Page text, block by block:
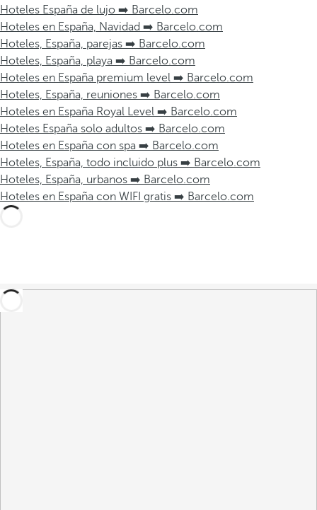
Hoteles España de lujo ➡️ Barcelo.com
Hoteles en España, Navidad ➡️ Barcelo.com
Hoteles, España, parejas ➡️ Barcelo.com
Hoteles, España, playa ➡️ Barcelo.com
Hoteles en España premium level ➡️ Barcelo.com
Hoteles, España, reuniones ➡️ Barcelo.com
Hoteles en España Royal Level ➡️ Barcelo.com
Hoteles España solo adultos ➡️ Barcelo.com
Hoteles en España con spa ➡️ Barcelo.com
Hoteles, España, todo incluido plus ➡️ Barcelo.com
Hoteles, España, urbanos ➡️ Barcelo.com
Hoteles en España con WIFI gratis ➡️ Barcelo.com